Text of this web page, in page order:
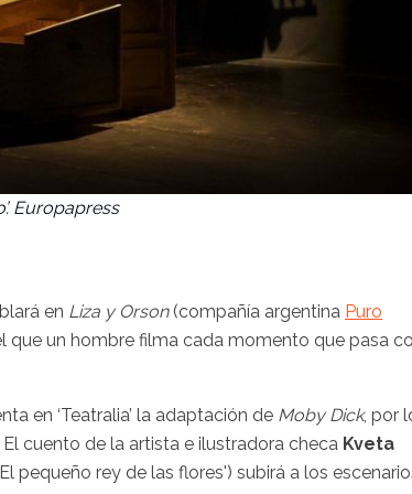
Europapress
en Liza y Orson(compañía argentina Puro
que un hombre filma cada momento que pasa
en ‘Teatralia’ la adaptación de Moby Dick, por
cuento de la artista e ilustradora checa Kveta
pequeño rey de las flores') subirá a los